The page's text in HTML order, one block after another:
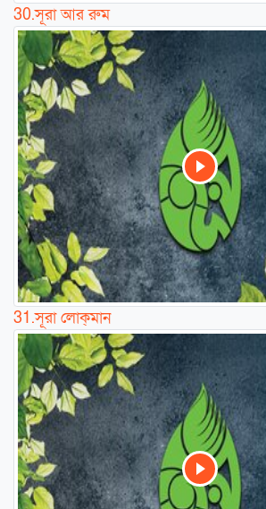
30.সূরা আর রুম
31.সূরা লোক্‌মান